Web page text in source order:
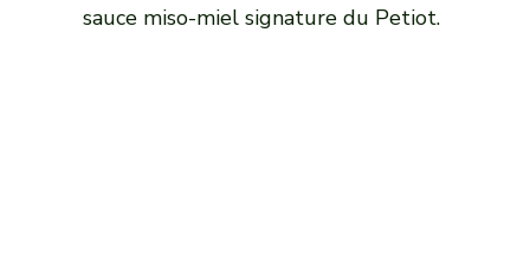
sauce miso-miel signature du Petiot.